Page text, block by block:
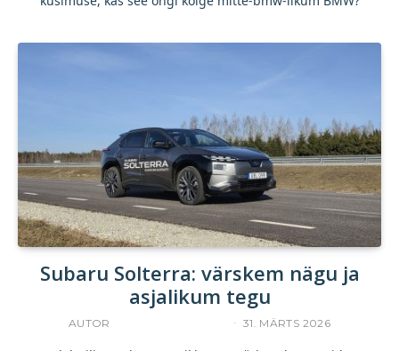
Subaru Solterra: värskem nägu ja
asjalikum tegu
AUTOR 31. MÄRTS 2026